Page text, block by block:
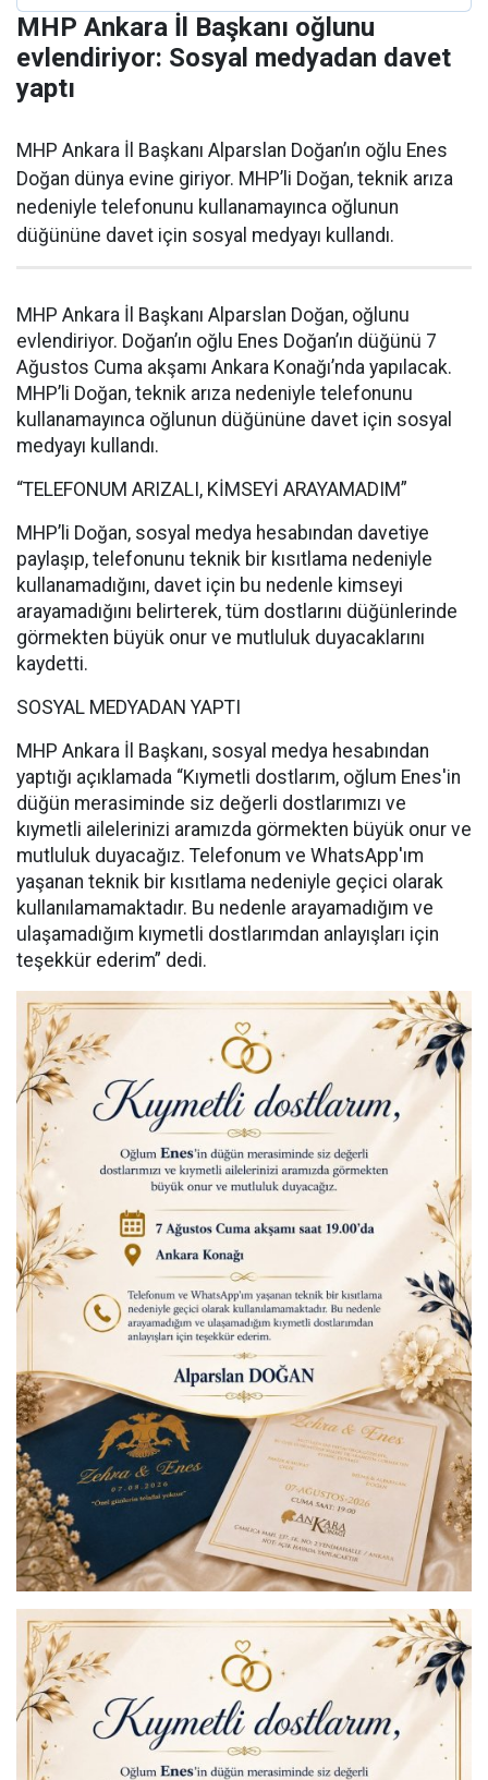
MHP Ankara İl Başkanı oğlunu
evlendiriyor: Sosyal medyadan davet
yaptı
MHP Ankara İl Başkanı Alparslan Doğan’ın oğlu Enes
Doğan dünya evine giriyor. MHP’li Doğan, teknik arıza
nedeniyle telefonunu kullanamayınca oğlunun
düğününe davet için sosyal medyayı kullandı.
MHP Ankara İl Başkanı Alparslan Doğan, oğlunu
evlendiriyor. Doğan’ın oğlu Enes Doğan’ın düğünü 7
Ağustos Cuma akşamı Ankara Konağı’nda yapılacak.
MHP’li Doğan, teknik arıza nedeniyle telefonunu
kullanamayınca oğlunun düğününe davet için sosyal
medyayı kullandı.
“TELEFONUM ARIZALI, KİMSEYİ ARAYAMADIM”
MHP’li Doğan, sosyal medya hesabından davetiye
paylaşıp, telefonunu teknik bir kısıtlama nedeniyle
kullanamadığını, davet için bu nedenle kimseyi
arayamadığını belirterek, tüm dostlarını düğünlerinde
görmekten büyük onur ve mutluluk duyacaklarını
kaydetti.
SOSYAL MEDYADAN YAPTI
MHP Ankara İl Başkanı, sosyal medya hesabından
yaptığı açıklamada “Kıymetli dostlarım, oğlum Enes'in
düğün merasiminde siz değerli dostlarımızı ve
kıymetli ailelerinizi aramızda görmekten büyük onur ve
mutluluk duyacağız. Telefonum ve WhatsApp'ım
yaşanan teknik bir kısıtlama nedeniyle geçici olarak
kullanılamamaktadır. Bu nedenle arayamadığım ve
ulaşamadığım kıymetli dostlarımdan anlayışları için
teşekkür ederim” dedi.